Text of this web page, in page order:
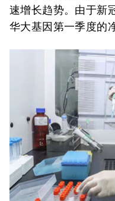
速增长趋势。由于新
华大基因第一季度的